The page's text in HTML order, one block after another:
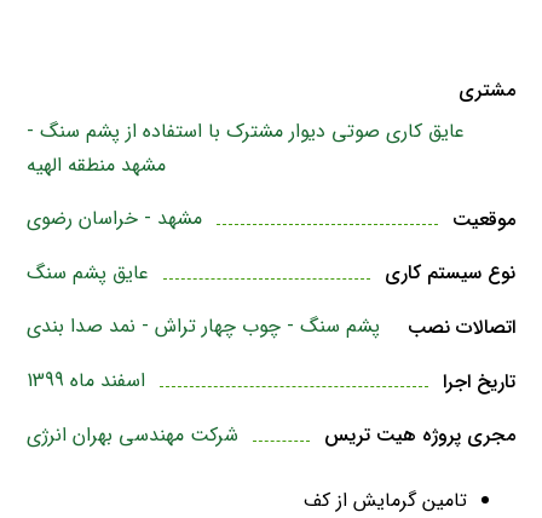
مشتری
عایق کاری صوتی دیوار مشترک با استفاده از پشم سنگ -
مشهد منطقه الهیه
موقعیت
مشهد - خراسان رضوی
نوع سیستم کاری
عایق پشم سنگ
اتصالات نصب
پشم سنگ - چوب چهار تراش - نمد صدا بندی
تاریخ اجرا
اسفند ماه 1399
مجری پروژه هیت تریس
شرکت مهندسی بهران انرژی
تامین گرمایش از کف